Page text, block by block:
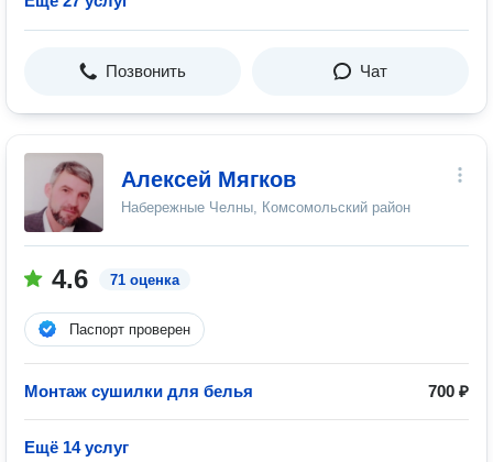
Позвонить Чат
Алексей Мягков
Набережные Челны, Комсомольский район
4.6 71 оценка
Паспорт проверен
Монтаж сушилки для белья 700 ₽
Ещё 14 услуг